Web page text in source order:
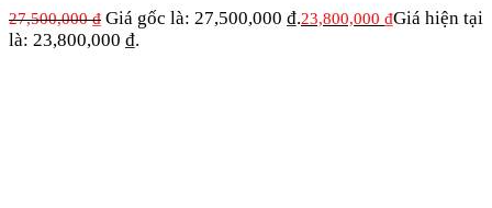
27,500,000₫ Giá gốc là: 27,500,000 ₫.23,800,000 ₫Giá hiện tại
là: 23,800,000 ₫.